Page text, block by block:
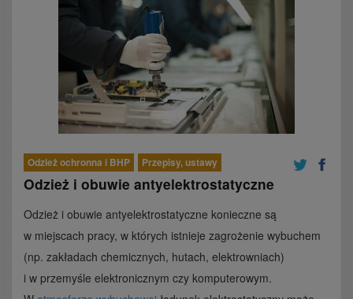
Odzież ochronna i BHP Przepisy, ustawy
Odzież i obuwie antyelektrostatyczne
Odzież i obuwie antyelektrostatyczne konieczne są
w miejscach pracy, w których istnieje zagrożenie wybuchem
(np. zakładach chemicznych, hutach, elektrowniach)
i w przemyśle elektronicznym czy komputerowym.